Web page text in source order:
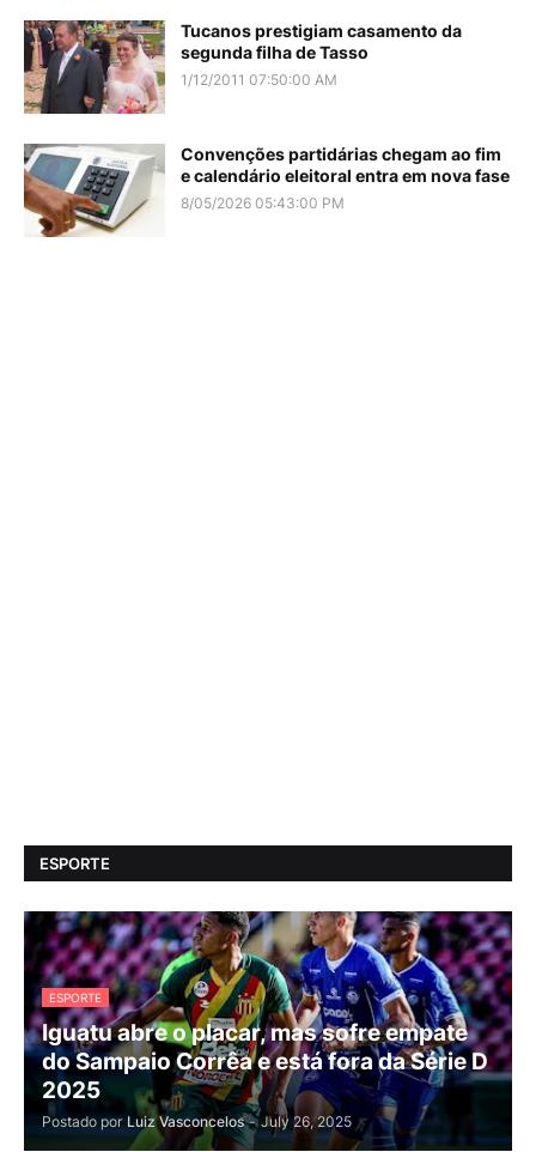
Tucanos prestigiam casamento da
segunda filha de Tasso
1/12/2011 07:50:00 AM
Convenções partidárias chegam ao fim
e calendário eleitoral entra em nova fase
8/05/2026 05:43:00 PM
ESPORTE
ESPORTE
Iguatu abre o placar, mas sofre empate
do Sampaio Corrêa e está fora da Série D
2025
Postado por Luiz Vasconcelos - July 26, 2025